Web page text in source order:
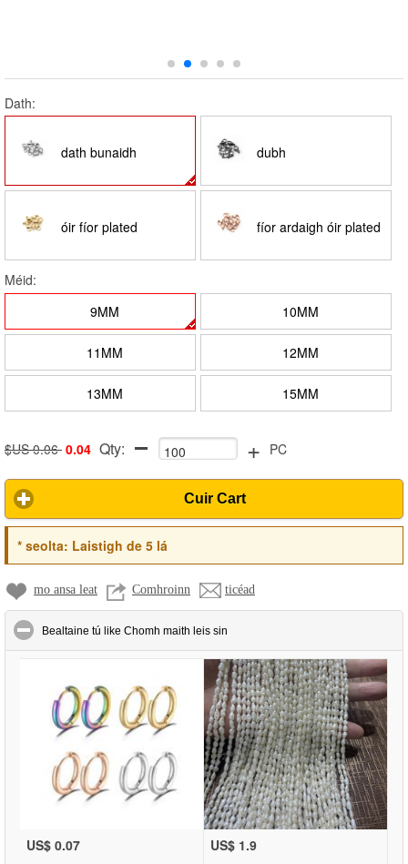
Dath:
dath bunaidh dubh
óir fíor plated fíor ardaigh óir plated
Méid:
9MM
10MM
11MM 12MM
13MM 15MM
$US 0.06 0.04 Qty: + PC
Cuir Cart
*seolta: Laistigh de 5 lá
mo ansa leat Comhroinn ticéad
Bealtaine tú like Chomh maith leis sin
US$ 0.07 US$ 1.9